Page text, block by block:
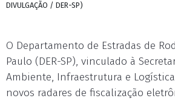
DIVULGAÇÃO / DER-SP)
O Departamento de Estradas de
Paulo (DER-SP), vinculado à
Ambiente, Infraestrutura e
novos radares de fiscalização